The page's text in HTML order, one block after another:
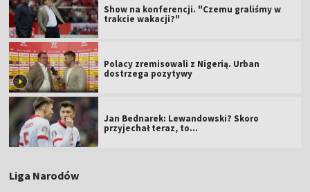
Show na konferencji. "Czemu graliśmy w
trakcie wakacji?"
Polacy zremisowali z Nigerią. Urban
dostrzega pozytywy
Jan Bednarek: Lewandowski? Skoro
przyjechał teraz, to…
Liga Narodów